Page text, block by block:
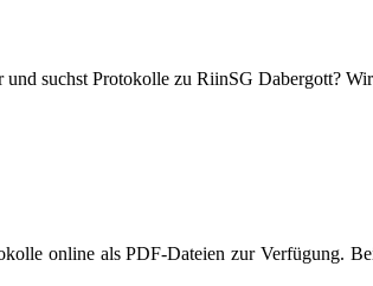
suchst Protokolle zu RiinSG Dabergott?
online als PDF-Dateien zur Verfügung.